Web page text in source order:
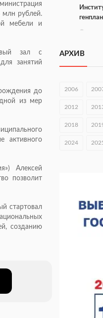
млн рублей.
мебели и
зал с
занятий
до
из мер
активного
Алексей
позволит
стартовал
созданию
С 8
В
В
В
АРХИВ
2006
2012
2018
2024